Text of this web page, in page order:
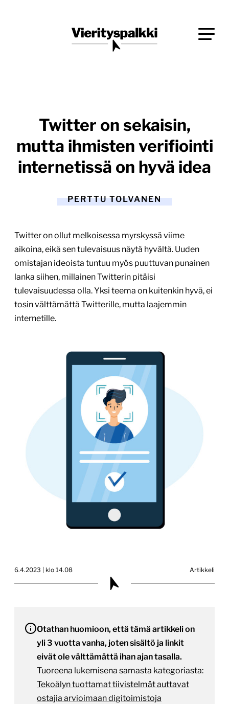
Vierityspalkki.fi
Twitter on sekaisin,
mutta ihmisten verifiointi
internetissä on hyvä idea
PERTTU TOLVANEN
Twitter on ollut melkoisessa myrskyssä viime
aikoina, eikä sen tulevaisuus näytä hyvältä. Uuden
omistajan ideoista tuntuu myös puuttuvan punainen
lanka siihen, millainen Twitterin pitäisi
tulevaisuudessa olla. Yksi teema on kuitenkin hyvä, ei
tosin välttämättä Twitterille, mutta laajemmin
internetille.
6.4.2023 | klo 14.08 Artikkeli
Otathan huomioon, että tämä artikkeli on
yli 3 vuotta vanha, joten sisältö ja linkit
eivät ole välttämättä ihan ajan tasalla.
Tuoreena lukemisena samasta kategoriasta:
Tekoälyn tuottamat tiivistelmät auttavat
ostajia arvioimaan digitoimistoja